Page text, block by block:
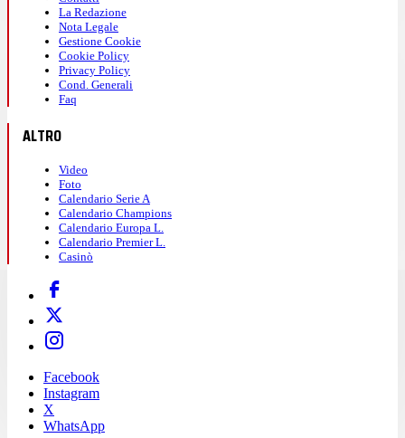
La Redazione
Nota Legale
Gestione Cookie
Cookie Policy
Privacy Policy
Cond. Generali
Faq
ALTRO
Video
Foto
Calendario Serie A
Calendario Champions
Calendario Europa L.
Calendario Premier L.
Casinò
Facebook
Instagram
X
WhatsApp